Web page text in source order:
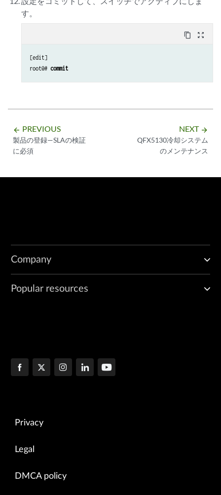
す。
content_copy zoom_out_map
[edit]
root@# commit
arrow_backward PREVIOUS
製品の登録—SLAの検証
に必須
NEXT arrow_forward
QFX5130冷却システム
のメンテナンス
Company
Popular resources
Privacy
Legal
DMCA policy